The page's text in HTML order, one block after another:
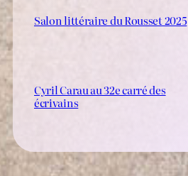
Salon littéraire du Rousset 2025
Cyril Carau au 32e carré des
écrivains